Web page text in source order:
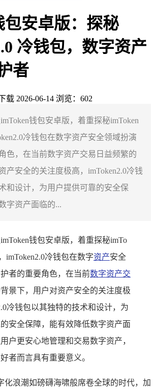
安卓版：探秘
冷钱包，数字资产
者
载 2026-06-14 浏览：602
钱包安卓版，着重探秘imToken
冷钱包在数字资产安全领域扮演
色，在当前数字资产交易日益频繁的
产安全的关注度极高，imToken2.0冷钱
和设计，为用户提供可靠的安全保
字资产面临的...
钱包安卓版，着重探秘imTo
imToken2.0冷钱包在数字资产安全
者的重要角色，在当前数字资产交
景下，用户对资产安全的关注度极
冷钱包以其独特的技术和设计，为
安全保障，能有效降低数字资产面
户更安心地管理和交易数字资产，
者而言具有重要意义。
化浪潮如磅礴海啸般席卷全球的时代，加